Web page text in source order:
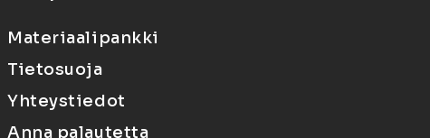
Materiaalipankki
Tietosuoja
Yhteystiedot
Anna palautetta